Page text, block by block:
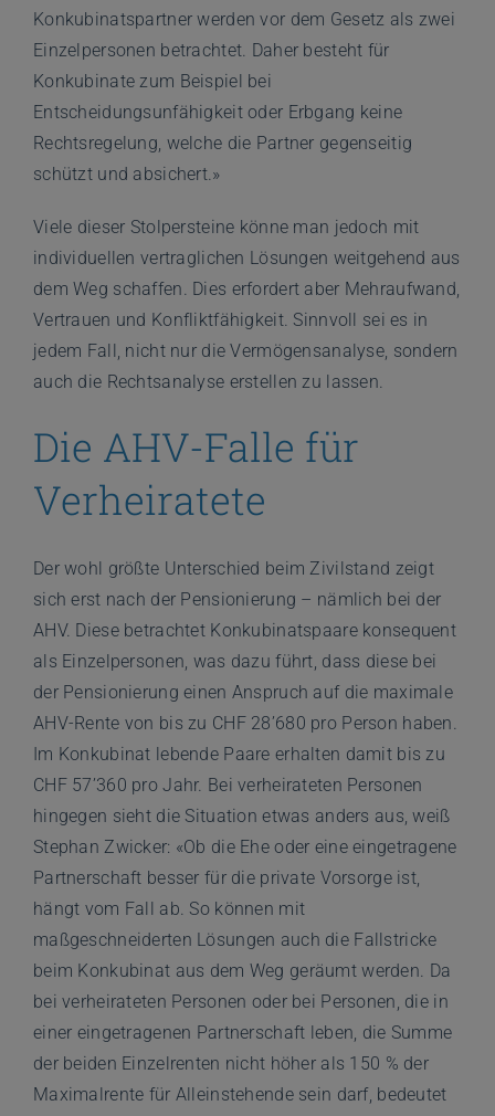
Konkubinatspartner werden vor dem Gesetz als zwei
Einzelpersonen betrachtet. Daher besteht für
Konkubinate zum Beispiel bei
Entscheidungsunfähigkeit oder Erbgang keine
Rechtsregelung, welche die Partner gegenseitig
schützt und absichert.»
Viele dieser Stolpersteine könne man jedoch mit
individuellen vertraglichen Lösungen weitgehend aus
dem Weg schaffen. Dies erfordert aber Mehraufwand,
Vertrauen und Konfliktfähigkeit. Sinnvoll sei es in
jedem Fall, nicht nur die Vermögensanalyse, sondern
auch die Rechtsanalyse erstellen zu lassen.
Die AHV-Falle für
Verheiratete
Der wohl größte Unterschied beim Zivilstand zeigt
sich erst nach der Pensionierung – nämlich bei der
AHV. Diese betrachtet Konkubinatspaare konsequent
als Einzelpersonen, was dazu führt, dass diese bei
der Pensionierung einen Anspruch auf die maximale
AHV-Rente von bis zu CHF 28’680 pro Person haben.
Im Konkubinat lebende Paare erhalten damit bis zu
CHF 57’360 pro Jahr. Bei verheirateten Personen
hingegen sieht die Situation etwas anders aus, weiß
Stephan Zwicker: «Ob die Ehe oder eine eingetragene
Partnerschaft besser für die private Vorsorge ist,
hängt vom Fall ab. So können mit
maßgeschneiderten Lösungen auch die Fallstricke
beim Konkubinat aus dem Weg geräumt werden. Da
bei verheirateten Personen oder bei Personen, die in
einer eingetragenen Partnerschaft leben, die Summe
der beiden Einzelrenten nicht höher als 150 % der
Maximalrente für Alleinstehende sein darf, bedeutet